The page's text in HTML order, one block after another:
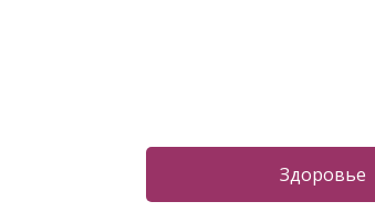
Здоровье